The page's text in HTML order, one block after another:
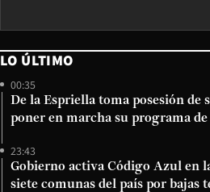
LO ÚLTIMO
00:35
De la Espriella toma posesión de
poner en marcha su programa
23:43
Gobierno activa Código Azul en
siete comunas del país por bajas